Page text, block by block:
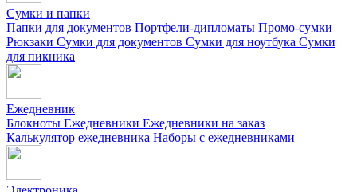
Сумки и папки
Папки для документов Портфели-дипломаты Промо-сумки
Рюкзаки Сумки для документов Сумки для ноутбука Сумки
для пикника
Ежедневник
Блокноты Ежедневники Ежедневники на заказ
Калькулятор ежедневника Наборы с ежедневниками